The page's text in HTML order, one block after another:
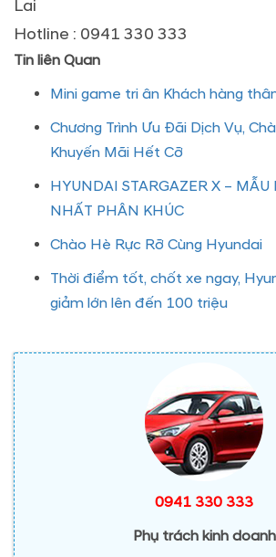
Lai
Hotline : 0941 330 333
Tin liên Quan
Mini game tri ân Khách hàng
Chương Trình Ưu Đãi Dịch Vụ,
Khuyến Mãi Hết Cỡ
HYUNDAI STARGAZER X –
NHẤT PHÂN KHÚC
Chào Hè Rực Rỡ Cùng Hyundai
Thời điểm tốt, chốt xe ngay,
giảm lớn lên đến 100 triệu
0941 330 333
Phụ trách kinh doanh